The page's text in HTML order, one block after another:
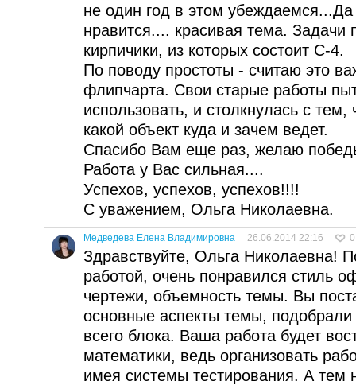
не один год в этом
нравится.... красивая тема. Задачи
кирпичики, из которых состоит С-4.
По поводу простоты - считаю это
флипчарта. Свои старые работы
использовать, и столкнулась с
какой объект куда и зачем ведет.
Спасибо Вам еще раз, желаю
Работа у Вас сильная....
Успехов, успехов, успехов!!!!
С уважением, Ольга Николаевна.
Медведева Елена Владимировна 26.06.2014 22:16 0
Здравствуйте, Ольга Николаевна!
работой, очень понравился стиль
чертежи, объемность темы. Вы
основные аспекты темы,
всего блока. Ваша работа будет
математики, ведь организовать
имея системы тестирования. А тем